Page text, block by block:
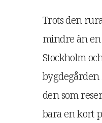
Trots den
mindre än
Stockholm
bygdegården
den som
bara en kort